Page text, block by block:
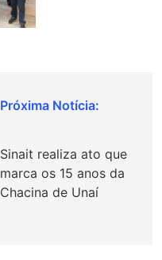
Sinait realiza ato que
marca os 15 anos da
Chacina de Unaí